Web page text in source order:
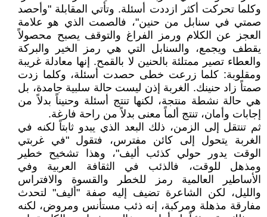
وكلما تحركت أكثر ازددت أسئلة. وتأتي المقابلة "وأحصد
صمتي في سنابل من حنين"، فالصمت الذي هو علامة
العجز عن الكلام ورمز الفراغ والتوقف يصبح محصولاً
يقطف ويجمع، والسنابل التي هي رمز الخير والبركة
والعطاء تصير ممتلئة بالحنين لا بالقمح. إنها معادلة غريبة
ومقلوبة: كلما زرعت خطى حصدت أسئلة، وكلما زدت
صمتاً زاد حنينك. الغربة إذن ليست حالة سلبية جامدة، بل
هي حالة نشطة منتجة، لكنها تنتج أسئلة وحنيناً بدلاً من
إجابات وأمان، تنتج ألماً معنى بدلاً من راحة فارغة.
ثم تنتقل إلى الزمن، ذلك البعد الذي يبدو ثابتاً لكنه في
الغربة يتحول إلى كائن مفترس، فتقول "في غربتي
الوقت يدور حولي كذئب أليف"، وهذا تشخيح خطير
ومذهل للوقت، فالذئب في الثقافة العربية وفي
الأساطير العالمية رمز للخطر والقسوة والافتراس
والليل، لكن الشاعرة تضيف إليه صفة "أليف" لتحدث
مفارقة مذهلة ومركبة، إنه ذئب مستأنس ومروض، لكنه